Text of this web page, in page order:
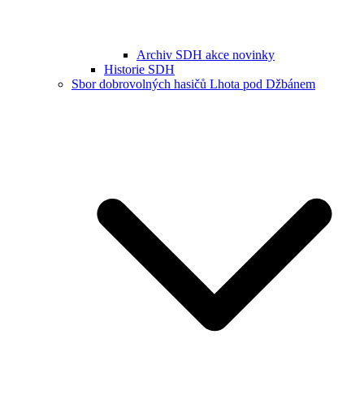
Archiv SDH akce novinky
Historie SDH
Sbor dobrovolných hasičů Lhota pod Džbánem